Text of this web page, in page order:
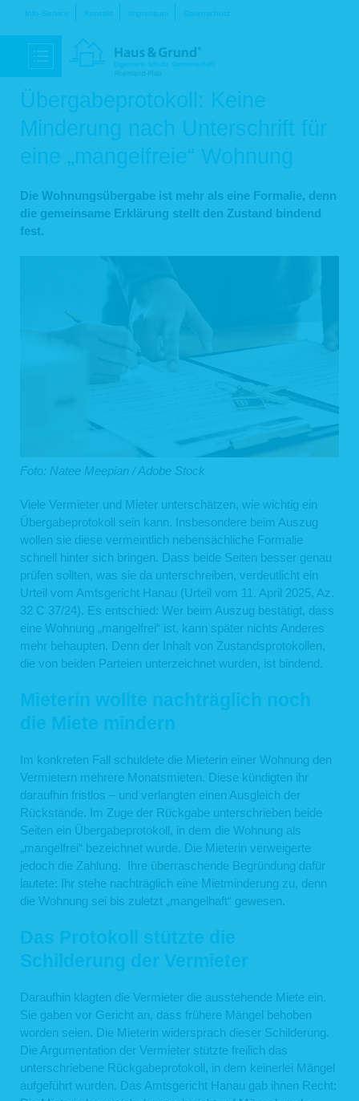
Navigation
Info-Service Kontakt Impressum Datenschutz
Übergabeprotokoll: Keine
Minderung nach Unterschrift für
eine „mangelfreie“ Wohnung
Die Wohnungsübergabe ist mehr als eine Formalie, denn
die gemeinsame Erklärung stellt den Zustand bindend
fest.
Foto: Natee Meepian / Adobe Stock
Viele Vermieter und Mieter unterschätzen, wie wichtig ein
Übergabeprotokoll sein kann. Insbesondere beim Auszug
wollen sie diese vermeintlich nebensächliche Formalie
schnell hinter sich bringen. Dass beide Seiten besser genau
prüfen sollten, was sie da unterschreiben, verdeutlicht ein
Urteil vom Amtsgericht Hanau (Urteil vom 11. April 2025, Az.
32 C 37/24). Es entschied: Wer beim Auszug bestätigt, dass
eine Wohnung „mangelfrei“ ist, kann später nichts Anderes
mehr behaupten. Denn der Inhalt von Zustandsprotokollen,
die von beiden Parteien unterzeichnet wurden, ist bindend.
Mieterin wollte nachträglich noch
die Miete mindern
Im konkreten Fall schuldete die Mieterin einer Wohnung den
Vermietern mehrere Monatsmieten. Diese kündigten ihr
daraufhin fristlos – und verlangten einen Ausgleich der
Rückstände. Im Zuge der Rückgabe unterschrieben beide
Seiten ein Übergabeprotokoll, in dem die Wohnung als
„mangelfrei“ bezeichnet wurde. Die Mieterin verweigerte
jedoch die Zahlung. Ihre überraschende Begründung dafür
lautete: Ihr stehe nachträglich eine Mietminderung zu, denn
die Wohnung sei bis zuletzt „mangelhaft“ gewesen.
Das Protokoll stützte die
Schilderung der Vermieter
Daraufhin klagten die Vermieter die ausstehende Miete ein.
Sie gaben vor Gericht an, dass frühere Mängel behoben
worden seien. Die Mieterin widersprach dieser Schilderung.
Die Argumentation der Vermieter stützte freilich das
unterschriebene Rückgabeprotokoll, in dem keinerlei Mängel
aufgeführt wurden. Das Amtsgericht Hanau gab ihnen Recht: